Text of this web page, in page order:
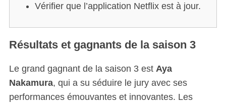
Vérifier que l’application Netflix est à jour.
Résultats et gagnants de la saison 3
Le grand gagnant de la saison 3 est Aya
Nakamura, qui a su séduire le jury avec ses
performances émouvantes et innovantes. Les